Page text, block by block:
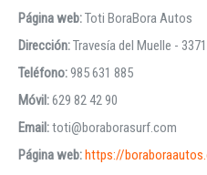
Página web:Toti BoraBora Autos
Dirección:Travesía del Muelle -
Teléfono:985 631 885
Móvil:629 82 42 90
Email:toti@boraborasurf.com
Página web:https://